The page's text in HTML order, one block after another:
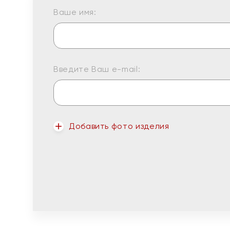
Ваше имя:
Введите Ваш e-mail:
Добавить фото изделия